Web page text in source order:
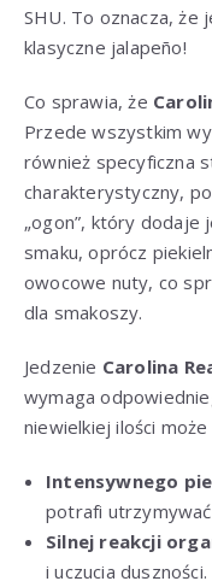
SHU. To oznacza,
klasyczne jalapeño!
Co sprawia, że
Przede wszystkim
również specyficzna
charakterystyczny,
„ogon”, który dodaje
smaku, oprócz
owocowe nuty, co
dla smakoszy.
Jedzenie Carolina
wymaga
niewielkiej ilości
Intensywnego
potrafi utrzymywać
Silnej reakcji
i uczucia duszności.